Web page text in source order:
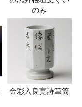
のみ
金彩入良寛詩筆筒